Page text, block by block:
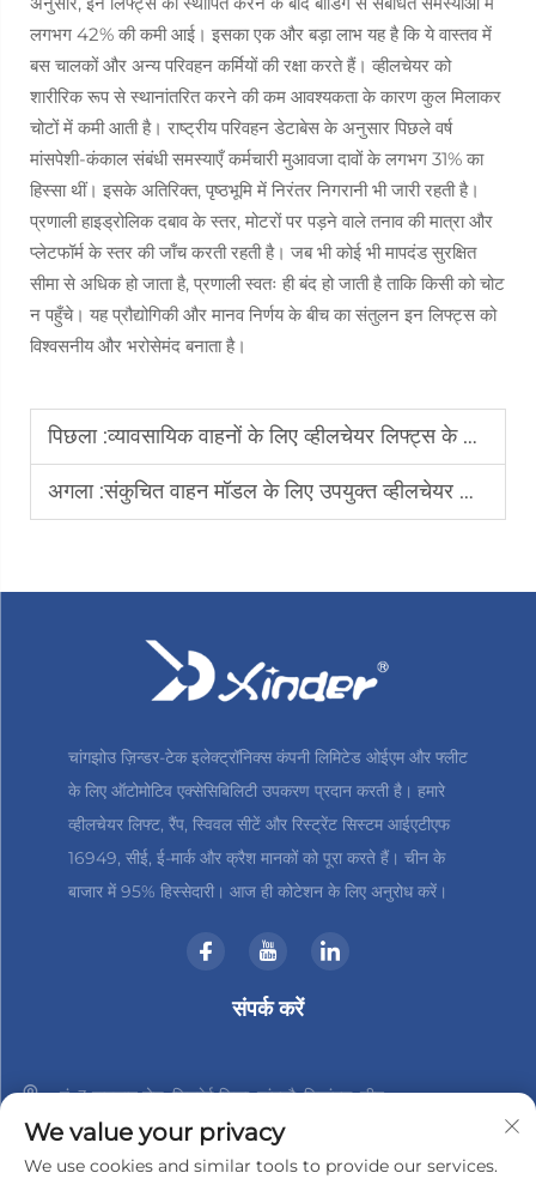
लगभग 42% की कमी आई। इसका एक और बड़ा लाभ यह है कि ये वास्तव में
बस चालकों और अन्य परिवहन कर्मियों की रक्षा करते हैं। व्हीलचेयर को
शारीरिक रूप से स्थानांतरित करने की कम आवश्यकता के कारण कुल मिलाकर
चोटों में कमी आती है। राष्ट्रीय परिवहन डेटाबेस के अनुसार पिछले वर्ष
मांसपेशी-कंकाल संबंधी समस्याएँ कर्मचारी मुआवजा दावों के लगभग 31% का
हिस्सा थीं। इसके अतिरिक्त, पृष्ठभूमि में निरंतर निगरानी भी जारी रहती है।
प्रणाली हाइड्रोलिक दबाव के स्तर, मोटरों पर पड़ने वाले तनाव की मात्रा और
प्लेटफॉर्म के स्तर की जाँच करती रहती है। जब भी कोई भी मापदंड सुरक्षित
सीमा से अधिक हो जाता है, प्रणाली स्वतः ही बंद हो जाती है ताकि किसी को चोट
न पहुँचे। यह प्रौद्योगिकी और मानव निर्णय के बीच का संतुलन इन लिफ्ट्स को
विश्वसनीय और भरोसेमंद बनाता है।
पिछला :व्यावसायिक वाहनों के लिए व्हीलचेयर लिफ्ट्स के लिए सुरक्षा मानक क्यों महत्वपूर्ण हैं
अगला :संकुचित वाहन मॉडल के लिए उपयुक्त व्हीलचेयर लिफ्ट का चयन कैसे करें
चांगझोउ ज़िन्डर-टेक इलेक्ट्रॉनिक्स कंपनी लिमिटेड ओईएम और फ्लीट
के लिए ऑटोमोटिव एक्सेसिबिलिटी उपकरण प्रदान करती है। हमारे
व्हीलचेयर लिफ्ट, रैंप, स्विवल सीटें और रिस्ट्रेंट सिस्टम आईएटीएफ
16949, सीई, ई-मार्क और क्रैश मानकों को पूरा करते हैं। चीन के
बाजार में 95% हिस्सेदारी। आज ही कोटेशन के लिए अनुरोध करें।
संपर्क करें
नं. 3 हानशान रोड, जिनबेई जिला, चांगझौ, जियांगसु, चीन
+86-18961288218
We value your privacy
We use cookies and similar tools to provide our services.